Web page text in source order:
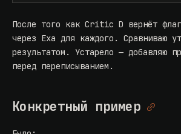
После того как Critic D вернёт
через Exa для каждого. Сравниваю
результатом. Устарело — добавляю
перед переписыванием.
Конкретный пример